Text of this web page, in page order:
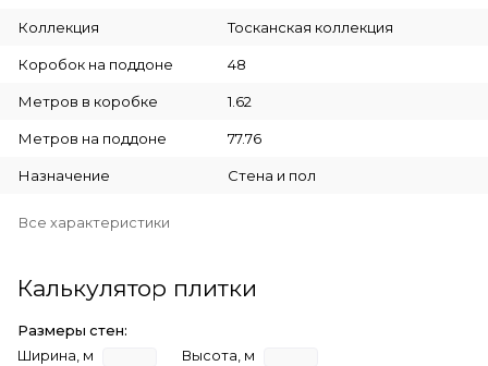
Коллекция Тосканская коллекция
Коробок на поддоне 48
Метров в коробке 1.62
Метров на поддоне 77.76
Назначение Стена и пол
Все характеристики
Калькулятор плитки
Размеры стен:
Ширина, м
Высота, м